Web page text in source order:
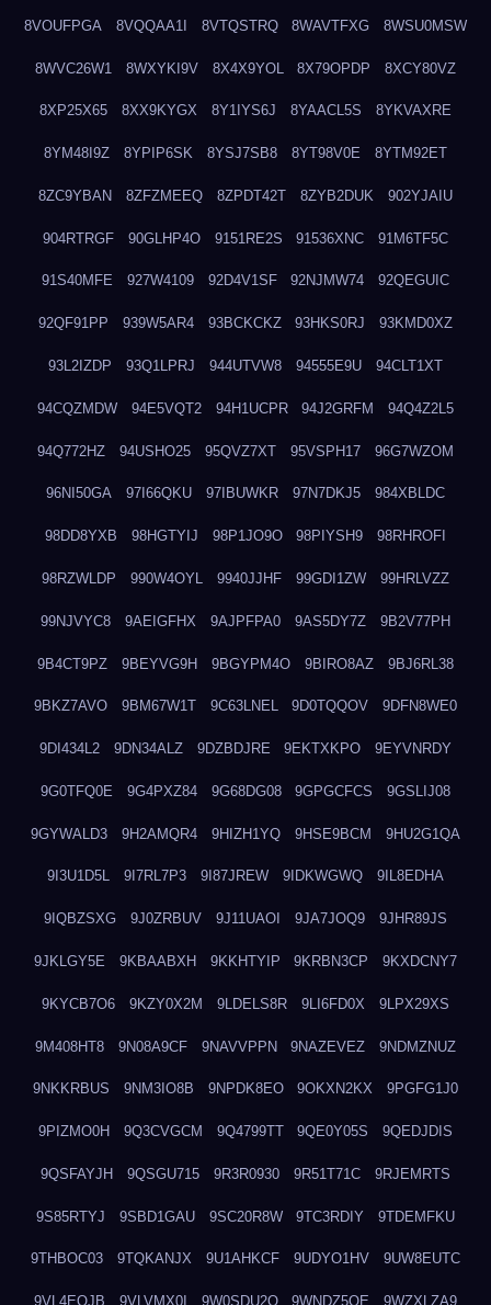
8VOUFPGA 8VQQAA1I 8VTQSTRQ 8WAVTFXG 8WSU0MSW
8WVC26W1 8WXYKI9V 8X4X9YOL 8X79OPDP 8XCY80VZ
8XP25X65 8XX9KYGX 8Y1IYS6J 8YAACL5S 8YKVAXRE
8YM48I9Z 8YPIP6SK 8YSJ7SB8 8YT98V0E 8YTM92ET
8ZC9YBAN 8ZFZMEEQ 8ZPDT42T 8ZYB2DUK 902YJAIU
904RTRGF 90GLHP4O 9151RE2S 91536XNC 91M6TF5C
91S40MFE 927W4109 92D4V1SF 92NJMW74 92QEGUIC
92QF91PP 939W5AR4 93BCKCKZ 93HKS0RJ 93KMD0XZ
93L2IZDP 93Q1LPRJ 944UTVW8 94555E9U 94CLT1XT
94CQZMDW 94E5VQT2 94H1UCPR 94J2GRFM 94Q4Z2L5
94Q772HZ 94USHO25 95QVZ7XT 95VSPH17 96G7WZOM
96NI50GA 97I66QKU 97IBUWKR 97N7DKJ5 984XBLDC
98DD8YXB 98HGTYIJ 98P1JO9O 98PIYSH9 98RHROFI
98RZWLDP 990W4OYL 9940JJHF 99GDI1ZW 99HRLVZZ
99NJVYC8 9AEIGFHX 9AJPFPA0 9AS5DY7Z 9B2V77PH
9B4CT9PZ 9BEYVG9H 9BGYPM4O 9BIRO8AZ 9BJ6RL38
9BKZ7AVO 9BM67W1T 9C63LNEL 9D0TQQOV 9DFN8WE0
9DI434L2 9DN34ALZ 9DZBDJRE 9EKTXKPO 9EYVNRDY
9G0TFQ0E 9G4PXZ84 9G68DG08 9GPGCFCS 9GSLIJ08
9GYWALD3 9H2AMQR4 9HIZH1YQ 9HSE9BCM 9HU2G1QA
9I3U1D5L 9I7RL7P3 9I87JREW 9IDKWGWQ 9IL8EDHA
9IQBZSXG 9J0ZRBUV 9J11UAOI 9JA7JOQ9 9JHR89JS
9JKLGY5E 9KBAABXH 9KKHTYIP 9KRBN3CP 9KXDCNY7
9KYCB7O6 9KZY0X2M 9LDELS8R 9LI6FD0X 9LPX29XS
9M408HT8 9N08A9CF 9NAVVPPN 9NAZEVEZ 9NDMZNUZ
9NKKRBUS 9NM3IO8B 9NPDK8EO 9OKXN2KX 9PGFG1J0
9PIZMO0H 9Q3CVGCM 9Q4799TT 9QE0Y05S 9QEDJDIS
9QSFAYJH 9QSGU715 9R3R0930 9R51T71C 9RJEMRTS
9S85RTYJ 9SBD1GAU 9SC20R8W 9TC3RDIY 9TDEMFKU
9THBOC03 9TQKANJX 9U1AHKCF 9UDYO1HV 9UW8EUTC
9VL4EOJB 9VLVMX0I 9W0SDU2O 9WNDZ5OE 9WZXLZA9